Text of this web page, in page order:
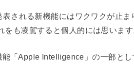
される新機能にはワクワクが止ま
も凌駕すると個人的には思います
「Apple Intelligence」の一部と